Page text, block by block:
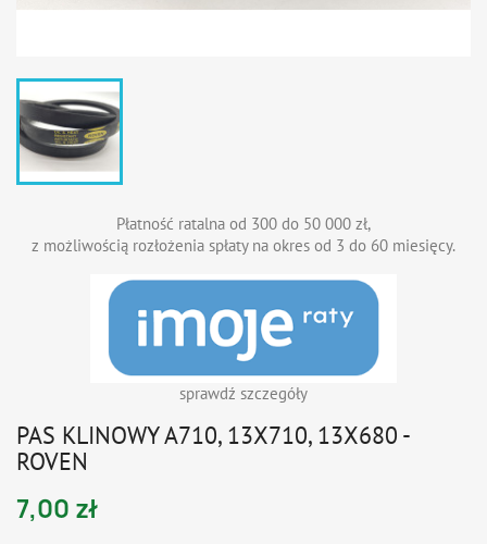
Płatność ratalna od 300 do 50 000 zł,
z możliwością rozłożenia spłaty na okres od 3 do 60 miesięcy.
sprawdź szczegóły
PAS KLINOWY A710, 13X710, 13X680 -
ROVEN
7,00 zł